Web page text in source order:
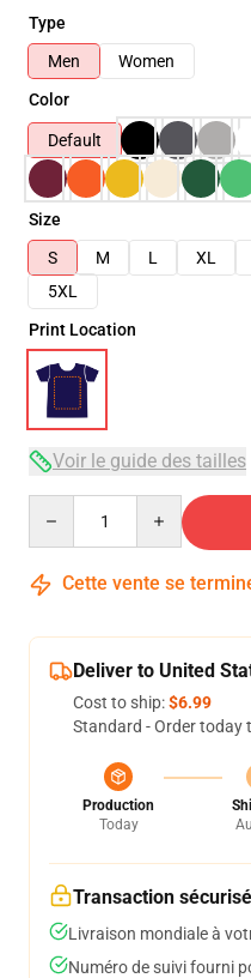
Type
Men
Women
Color
Default
Size
S
M L XL
5XL
Print Location
Voir le guide des tailles
Cette vente se
Deliver to United
Cost to ship:$6.99
Standard - Order today
Production
Today
Transaction
Livraison mondiale à
Numéro de suivi fourni